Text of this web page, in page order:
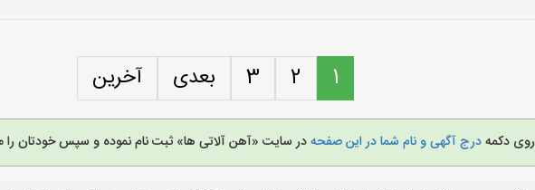
1
2
3 بعدی آخرین
دکمهدرج آگهی و نام شما در این صفحهدر سایت «آهن آلاتی ها» ثبت نام نموده و سپس خودتان را